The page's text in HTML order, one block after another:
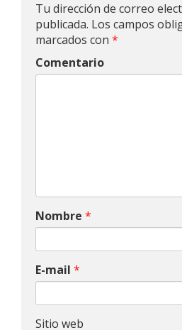
Tu dirección de correo
publicada. Los campos
marcados con *
Comentario
Nombre *
E-mail *
Sitio web